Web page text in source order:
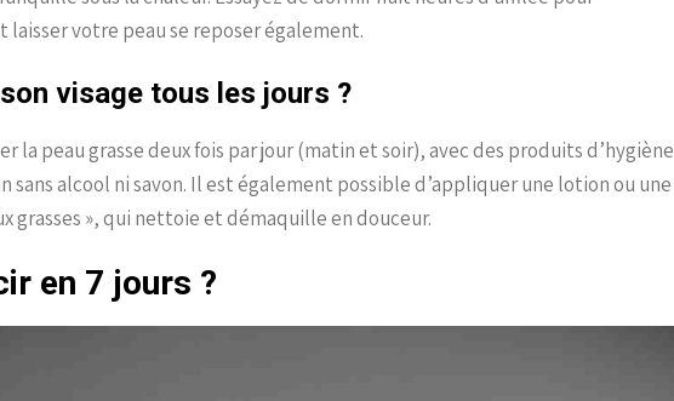
votre peau se reposer également.
visage tous les jours ?
la peau grasse deux fois par jour (matin et soir), avec des produits d’hygiène
sans alcool ni savon. Il est également possible d’appliquer une lotion ou une
grasses », qui nettoie et démaquille en douceur.
en 7 jours ?